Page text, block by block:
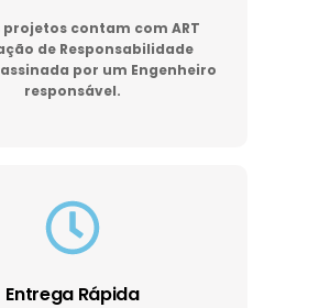
projetos contam com ART
de Responsabilidade
por um Engenheiro
responsável.
Entrega Rápida